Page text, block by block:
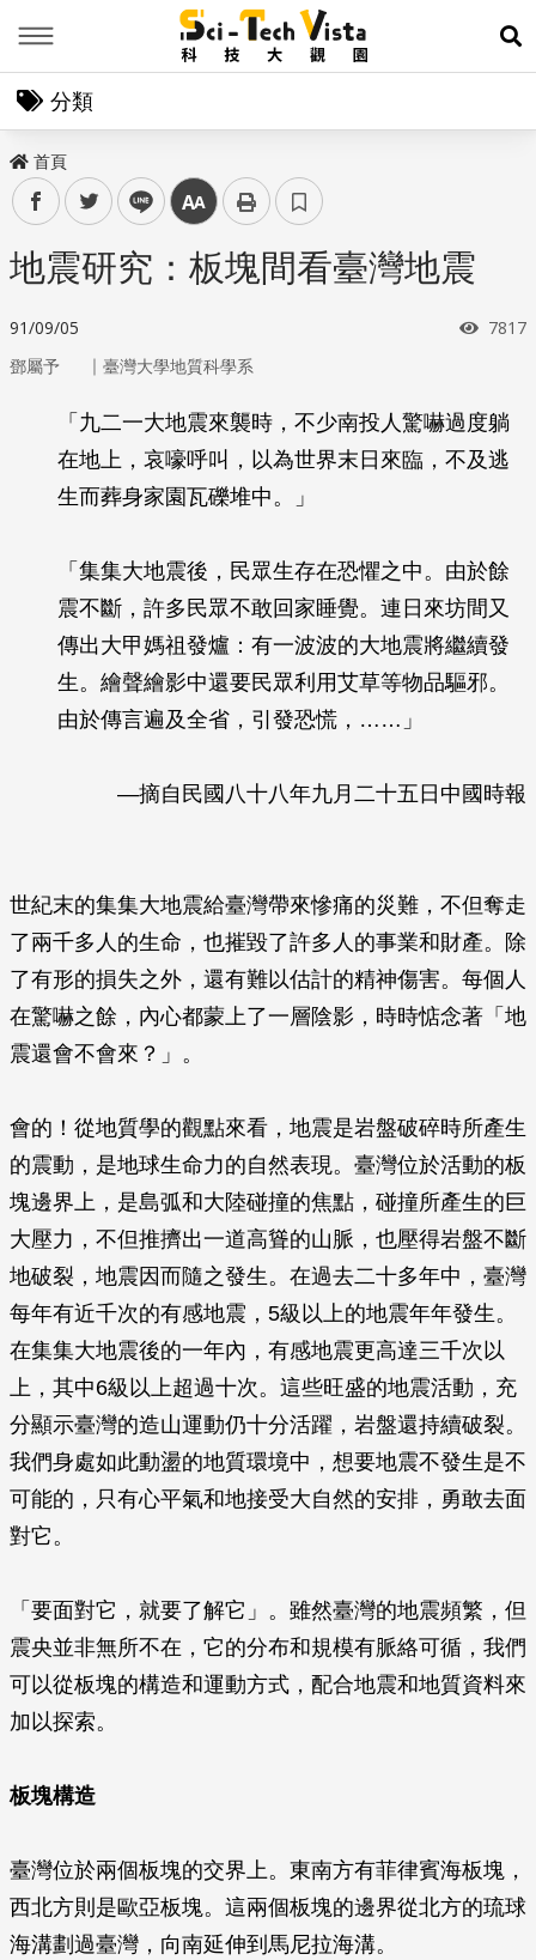
展
分類
首頁
facebooktwitter line 中
地震研究：板塊間看臺灣地震
91/09/05 瀏覽
7817
鄧屬予 ｜ 臺灣大學地質科學系
「九二一大地震來襲時，不少南投人驚嚇過度躺
在地上，哀嚎呼叫，以為世界末日來臨，不及逃
生而葬身家園瓦礫堆中。」
「集集大地震後，民眾生存在恐懼之中。由於餘
震不斷，許多民眾不敢回家睡覺。連日來坊間又
傳出大甲媽祖發爐：有一波波的大地震將繼續發
生。繪聲繪影中還要民眾利用艾草等物品驅邪。
由於傳言遍及全省，引發恐慌，……」
—摘自民國八十八年九月二十五日中國時報
世紀末的集集大地震給臺灣帶來慘痛的災難，不但奪走
了兩千多人的生命，也摧毀了許多人的事業和財產。除
了有形的損失之外，還有難以估計的精神傷害。每個人
在驚嚇之餘，內心都蒙上了一層陰影，時時惦念著「地
震還會不會來？」。
會的！從地質學的觀點來看，地震是岩盤破碎時所產生
的震動，是地球生命力的自然表現。臺灣位於活動的板
塊邊界上，是島弧和大陸碰撞的焦點，碰撞所產生的巨
大壓力，不但推擠出一道高聳的山脈，也壓得岩盤不斷
地破裂，地震因而隨之發生。在過去二十多年中，臺灣
每年有近千次的有感地震，5級以上的地震年年發生。
在集集大地震後的一年內，有感地震更高達三千次以
上，其中6級以上超過十次。這些旺盛的地震活動，充
分顯示臺灣的造山運動仍十分活躍，岩盤還持續破裂。
我們身處如此動盪的地質環境中，想要地震不發生是不
可能的，只有心平氣和地接受大自然的安排，勇敢去面
對它。
「要面對它，就要了解它」。雖然臺灣的地震頻繁，但
震央並非無所不在，它的分布和規模有脈絡可循，我們
可以從板塊的構造和運動方式，配合地震和地質資料來
加以探索。
板塊構造
臺灣位於兩個板塊的交界上。東南方有菲律賓海板塊，
西北方則是歐亞板塊。這兩個板塊的邊界從北方的琉球
海溝劃過臺灣，向南延伸到馬尼拉海溝。